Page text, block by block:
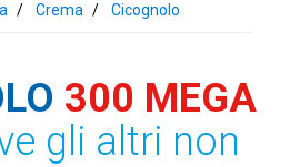
Crema Cicognolo
300 MEGA
gli altri non